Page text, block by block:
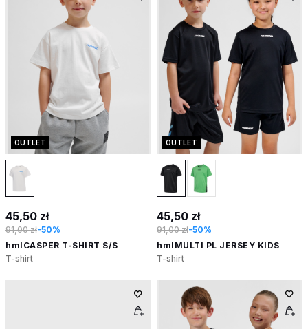
OUTLET
45,50 zł
91,00 zł-50%
hmlCASPER T-SHIRT S/S
T-shirt
OUTLET
45,50 zł
91,00 zł-50%
hmlMULTI PL JERSEY KIDS
T-shirt